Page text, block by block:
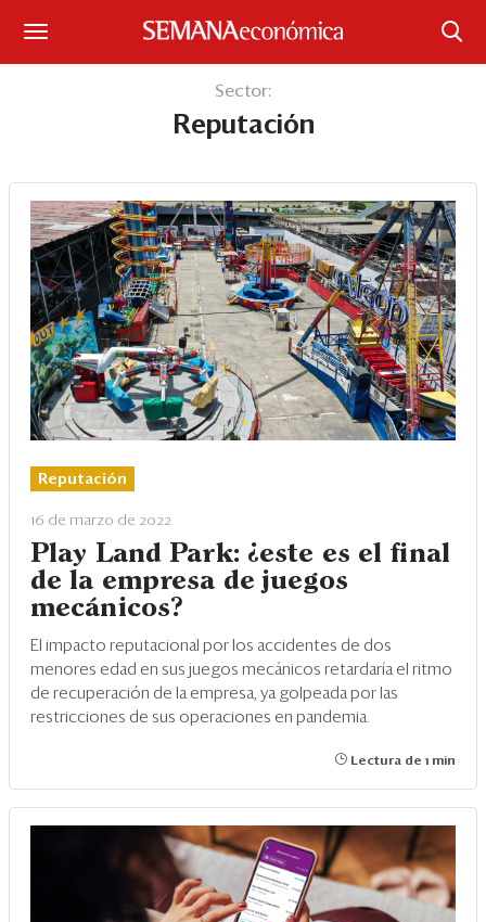
Portada
¿Qué está pasando?
Sectores y Empresas
Management
Economía y Finanzas
Legal y Política
Eventos
Ranking CEO
Sector:
Reputación
Reputación
16 de marzo de 2022
Play Land Park: ¿este es el final
de la empresa de juegos
mecánicos?
El impacto reputacional por los accidentes de dos
menores edad en sus juegos mecánicos retardaría el ritmo
de recuperación de la empresa, ya golpeada por las
restricciones de sus operaciones en pandemia.
Lectura de 1 min